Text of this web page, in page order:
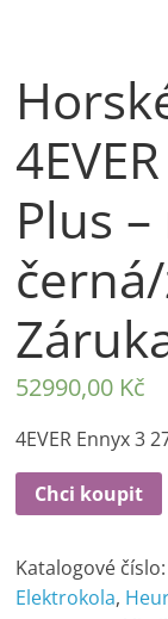
Plus
52990,00 Kč
4EVER Ennyx 3
Chci koupit
Katalogové číslo:
Elektrokola,